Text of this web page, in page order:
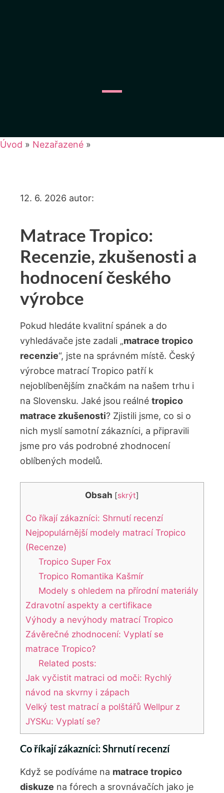
Úvod » Nezařazené »
12. 6. 2026 autor:
Matrace Tropico:
Recenzie, zkušenosti a
hodnocení českého
výrobce
Pokud hledáte kvalitní spánek a do
vyhledávače jste zadali „matrace tropico
recenzie“, jste na správném místě. Český
výrobce matrací Tropico patří k
nejoblíbenějším značkám na našem trhu i
na Slovensku. Jaké jsou reálné tropico
matrace zkušenosti? Zjistili jsme, co si o
nich myslí samotní zákazníci, a připravili
jsme pro vás podrobné zhodnocení
oblíbených modelů.
Obsah [skrýt]
Co říkají zákazníci: Shrnutí recenzí
Nejpopulárnější modely matrací Tropico
(Recenze)
Tropico Super Fox
Tropico Romantika Kašmír
Modely s ohledem na přírodní materiály
Zdravotní aspekty a certifikace
Výhody a nevýhody matrací Tropico
Závěrečné zhodnocení: Vyplatí se
matrace Tropico?
Related posts:
Jak vyčistit matraci od moči: Rychlý
návod na skvrny i zápach
Velký test matrací a polštářů Wellpur z
JYSKu: Vyplatí se?
Co říkají zákazníci: Shrnutí recenzí
Když se podíváme na matrace tropico
diskuze na fórech a srovnávačích jako je